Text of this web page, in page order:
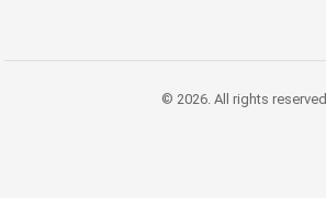
© 2026. All rights reserved.